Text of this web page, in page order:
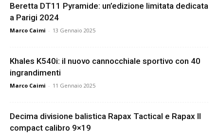
Beretta DT11 Pyramide: un’edizione limitata dedicata
a Parigi 2024
Marco Caimi - 13 Gennaio 2025
Khales K540i: il nuovo cannocchiale sportivo con 40
ingrandimenti
Marco Caimi - 11 Gennaio 2025
Decima divisione balistica Rapax Tactical e Rapax II
compact calibro 9×19